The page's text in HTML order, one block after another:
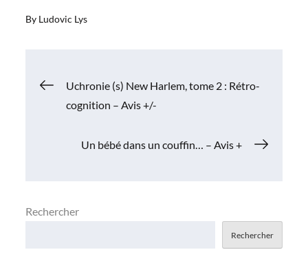
By Ludovic Lys
Navigation
Uchronie (s) New Harlem, tome 2 : Rétro-
cognition – Avis +/-
Un bébé dans un couffin… – Avis +
Rechercher
Rechercher